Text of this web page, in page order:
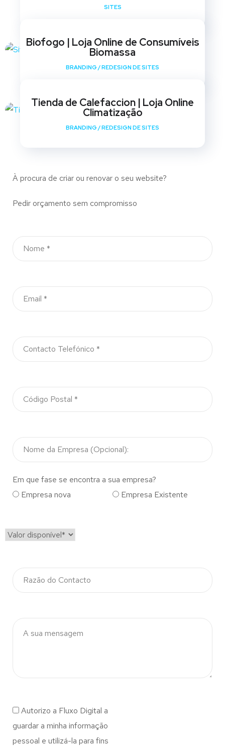
SITES
Biofogo | Loja Online de Consumíveis
Biomassa
BRANDING /REDESIGN DE SITES
Tienda de Calefaccion | Loja Online
Climatização
BRANDING /REDESIGN DE SITES
À procura de criar ou renovar o seu website?
Pedir orçamento sem compromisso
Em que fase se encontra a sua empresa?
Empresa nova
Empresa Existente
Autorizo a Fluxo Digital a
guardar a minha informação
pessoal e utilizá-la para fins